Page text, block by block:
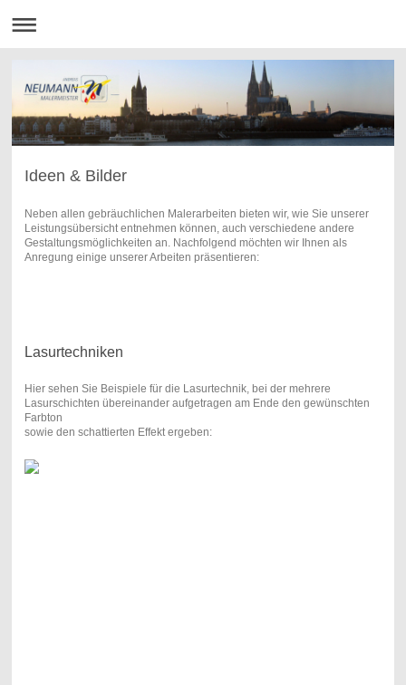
Ideen & Bilder
Neben allen gebräuchlichen Malerarbeiten bieten wir, wie Sie unserer
Leistungsübersicht entnehmen können, auch verschiedene andere
Gestaltungsmöglichkeiten an. Nachfolgend möchten wir Ihnen als
Anregung einige unserer Arbeiten präsentieren:
Lasurtechniken
Hier sehen Sie Beispiele für die Lasurtechnik, bei der mehrere
Lasurschichten übereinander aufgetragen am Ende den gewünschten
Farbton
sowie den schattierten Effekt ergeben: